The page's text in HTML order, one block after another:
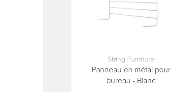
String Furniture
Panneau en métal pour
bureau - Blanc